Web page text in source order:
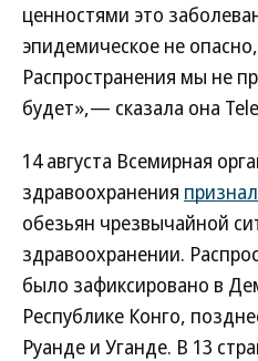
ценностями это
эпидемическое не
Распространения мы не
будет»,— сказала она
14 августа Всемирная
здравоохранения
обезьян чрезвычайной
здравоохранении.
было зафиксировано в
Республике Конго,
Руанде и Уганде. В 13